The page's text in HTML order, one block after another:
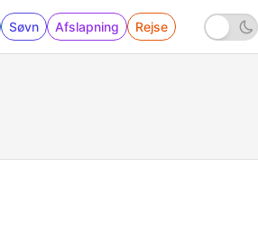
Søvn Afslapning Rejse